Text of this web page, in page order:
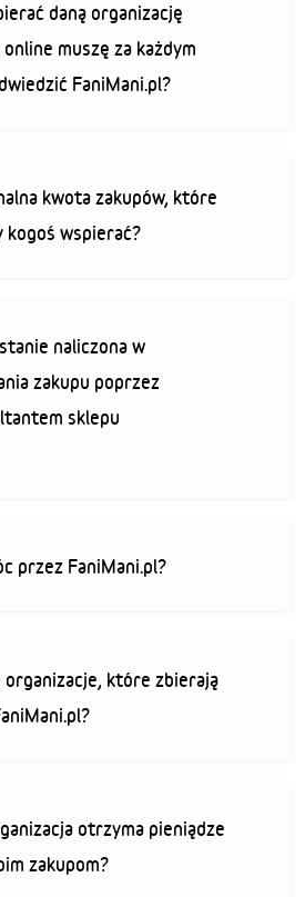
daną organizację
muszę za każdym
FaniMani.pl?
kwota zakupów, które
kogoś wspierać?
naliczona w
zakupu poprzez
sklepu
przez FaniMani.pl?
które zbierają
otrzyma pieniądze
zakupom?